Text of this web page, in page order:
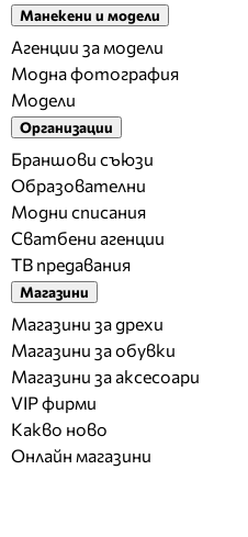
Манекени и модели
Агенции за модели
Модна фотография
Модели
Организации
Браншови съюзи
Образователни
Модни списания
Сватбени агенции
ТВ предавания
Магазини
Магазини за дрехи
Магазини за обувки
Магазини за aксесоари
VIP фирми
Какво ново
Онлайн магазини